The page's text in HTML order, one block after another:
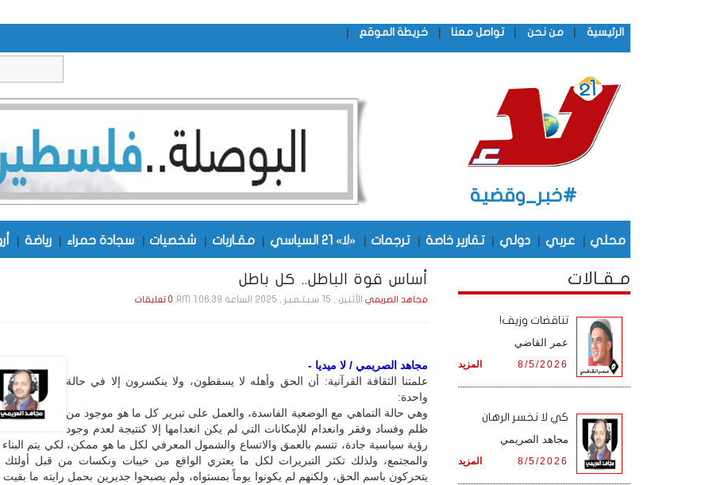
الرئيسية | من نحن | تواصل معنا | خريطة الموقع |
#خبر_وقضية
محلي | عربي | دولي | تقارير خاصة | ترجمات | «لا» 21 السياسي | مقـاربات | شخصيات | سجادة حمراء | رياضة |
أساس قوة الباطل.. كل باطل
مجاهد الصريميالأثنين , 15 سـبـتـمـبـر , 2025 الساعة 1:06:39 AM 0 تعليقات
مجاهد الصريمي / لا ميديا -
علمتنا الثقافة القرآنية: أن الحق وأهله لا يسقطون، ولا ينكسرون إلا في حالة
واحدة:
وهي حالة التماهي مع الوضعية الفاسدة، والعمل على تبرير كل ما هو موجود من
ظلم وفساد وفقر وانعدام للإمكانات التي لم يكن انعدامها إلا كنتيجة لعدم وجود
رؤية سياسية جادة، تتسم بالعمق والاتساع والشمول المعرفي لكل ما هو ممكن، لكي يتم البناء
والمجتمع، ولذلك تكثر التبريرات لكل ما يعتري الواقع من خيبات ونكسات من قبل أولئك
يتحركون باسم الحق، ولكنهم لم يكونوا يوماً بمستواه، ولم يصبحوا جديرين بحمل رايته ما بقيت
مـقـالات
تناقضات وزيف!
عمر القاضي
المزيد 8/5/2026
كي لا نخسر الرهان
مجاهد الصريمي
المزيد 8/5/2026